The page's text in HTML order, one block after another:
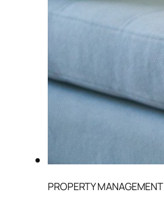
PROPERTY MANAGEMENT